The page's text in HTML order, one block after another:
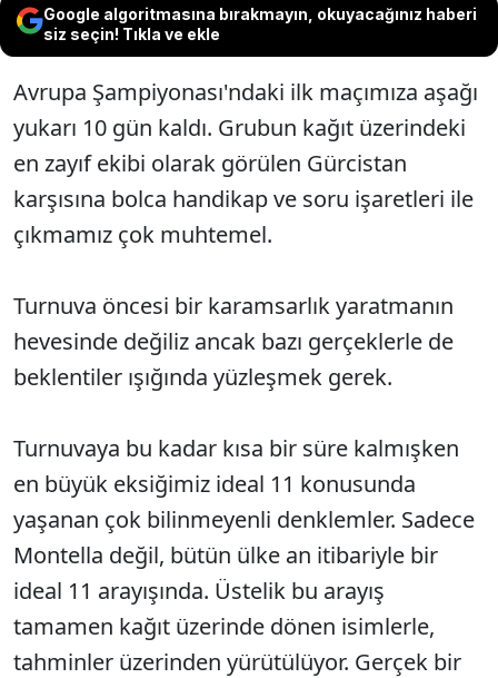
Google algoritmasına bırakmayın, okuyacağınız haberi
siz seçin! Tıkla ve ekle
Avrupa Şampiyonası'ndaki ilk maçımıza aşağı
yukarı 10 gün kaldı. Grubun kağıt üzerindeki
en zayıf ekibi olarak görülen Gürcistan
karşısına bolca handikap ve soru işaretleri ile
çıkmamız çok muhtemel.
Turnuva öncesi bir karamsarlık yaratmanın
hevesinde değiliz ancak bazı gerçeklerle de
beklentiler ışığında yüzleşmek gerek.
Turnuvaya bu kadar kısa bir süre kalmışken
en büyük eksiğimiz ideal 11 konusunda
yaşanan çok bilinmeyenli denklemler. Sadece
Montella değil, bütün ülke an itibariyle bir
ideal 11 arayışında. Üstelik bu arayış
tamamen kağıt üzerinde dönen isimlerle,
tahminler üzerinden yürütülüyor. Gerçek bir